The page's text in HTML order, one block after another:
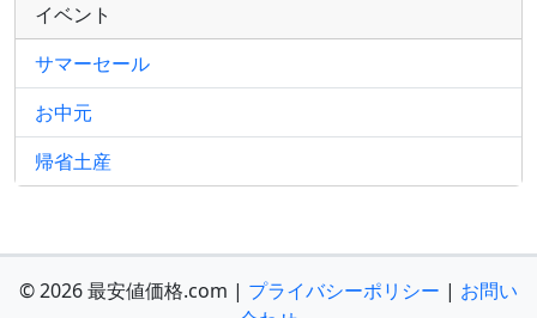
イベント
サマーセール
お中元
帰省土産
© 2026 最安値価格.com | プライバシーポリシー | お問い